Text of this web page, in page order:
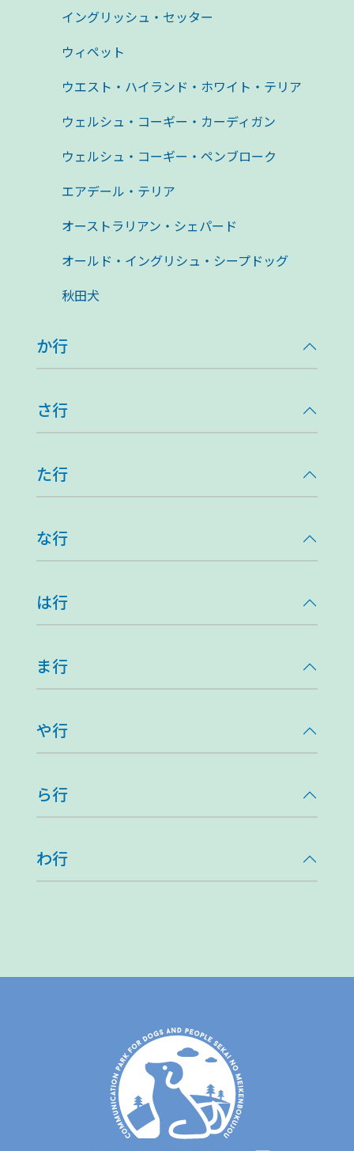
イングリッシュ・セッター
ウィペット
ウエスト・ハイランド・ホワイト・テリア
ウェルシュ・コーギー・カーディガン
ウェルシュ・コーギー・ペンブローク
エアデール・テリア
オーストラリアン・シェパード
オールド・イングリシュ・シープドッグ
秋田犬
か行
さ行
た行
な行
は行
ま行
や行
ら行
わ行